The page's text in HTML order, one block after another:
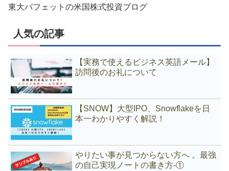
東大バフェットの米国株式投資ブログ
人気の記事
【実務で使えるビジネス英語メール】
訪問後のお礼について
【SNOW】大型IPO、Snowflakeを日
本一わかりやすく解説！
やりたい事が見つからない方へ 。最強
の自己実現ノートの書き方-①